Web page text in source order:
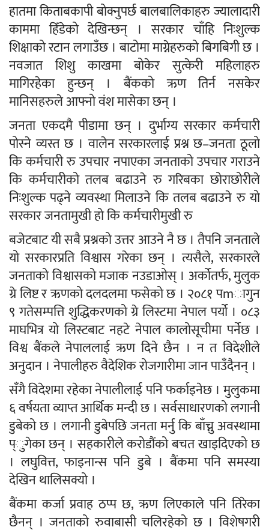
हातमा किताबकापी बोक्नुपर्छ बालबालिकाहरु ज्यालादारी
काममा हिँडेको देखिन्छन् । सरकार चाँहि निःशुल्क
शिक्षाको रटान लगाउँछ । बाटोमा माग्नेहरुको बिगबिगी छ ।
नवजात शिशु काखमा बोकेर सुत्केरी महिलाहरु
मागिरहेका हुन्छन् । बैंकको ऋण तिर्न नसकेर
मानिसहरुले आफ्नो वंश मासेका छन् ।
जनता एकदमै पीडामा छन् । दुर्भाग्य सरकार कर्मचारी
पोस्ने व्यस्त छ । वालेन सरकारलाई प्रश्न छ–जनता ठूलो
कि कर्मचारी रु उपचार नपाएका जनताको उपचार गराउने
कि कर्मचारीको तलब बढाउने रु गरिबका छोराछोरीले
निःशुल्क पढ्ने व्यवस्था मिलाउने कि तलब बढाउने रु यो
सरकार जनतामुखी हो कि कर्मचारीमुखी रु
बजेटबाट यी सबै प्रश्नको उत्तर आउने नै छ । तैपनि जनताले
यो सरकारप्रति विश्वास गरेका छन् । त्यसैले, सरकारले
जनताको विश्वासको मजाक नउडाओस् । अर्कोतर्फ, मुलुक
ग्रे लिष्ट र ऋणको दलदलमा फसेको छ । २०८१ पmागुन
९ गतेसम्पत्ति शुद्धिकरणको ग्रे लिस्टमा नेपाल पर्यो । ०८३
माघभित्र यो लिस्टबाट नहटे नेपाल कालोसूचीमा पर्नेछ ।
विश्व बैंकले नेपाललाई ऋण दिने छैन । न त विदेशीले
अनुदान । नेपालीहरु वैदेशिक रोजगारीमा जान पाउँदैनन् ।
सँगै विदेशमा रहेका नेपालीलाई पनि फर्काइनेछ । मुलुकमा
६ वर्षयता व्याप्त आर्थिक मन्दी छ । सर्वसाधारणको लगानी
डुबेको छ । लगानी डुबेपछि जनता मर्नु कि बाँच्नु अवस्थामा
प्ुगेका छन् । सहकारीले करोडौंको बचत खाइदिएको छ
। लघुवित्त, फाइनान्स पनि डुबे । बैंकमा पनि समस्या
देखिन थालिसक्यो ।
बैंकमा कर्जा प्रवाह ठप्प छ, ऋण लिएकाले पनि तिरेका
छैनन् । जनताको रुवाबासी चलिरहेको छ । विशेषगरी